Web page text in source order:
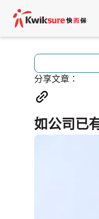
分享文章：
如公司已